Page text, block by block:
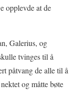
opplevde at de
Galerius, og
tvinges til å
påtvang de alle til å
og måtte bøte